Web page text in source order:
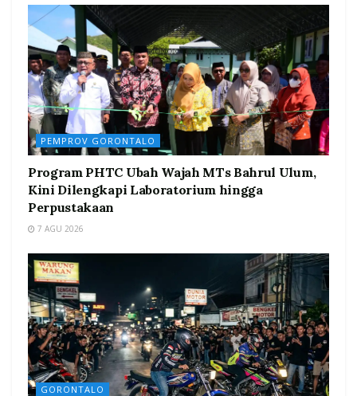
PEMPROV GORONTALO
Program PHTC Ubah Wajah MTs Bahrul Ulum,
Kini Dilengkapi Laboratorium hingga
Perpustakaan
7 AGU 2026
GORONTALO